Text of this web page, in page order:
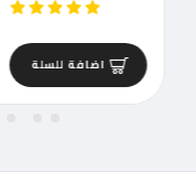
اضافة للسلة